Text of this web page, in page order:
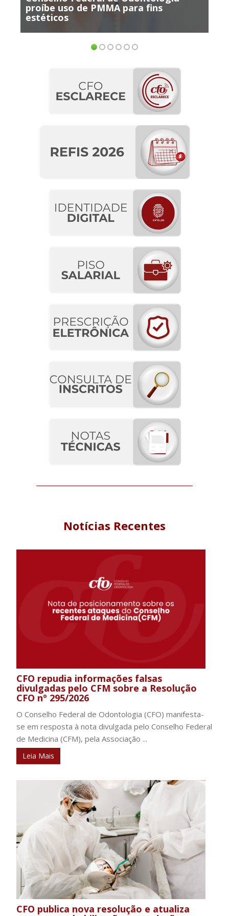
participar de Consulta Pública sobre
ensino EaD
Notícias Recentes
CFO repudia informações falsas
divulgadas pelo CFM sobre a Resolução
CFO nº 295/2026
O Conselho Federal de Odontologia (CFO) manifesta-
se em resposta à nota divulgada pelo Conselho Federal
de Medicina (CFM), pela Associação ...
Leia Mais
CFO publica nova resolução e atualiza